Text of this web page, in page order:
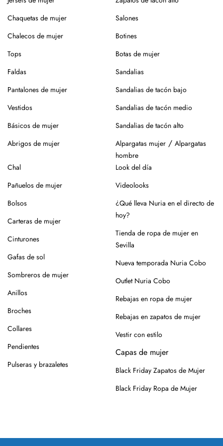
¿Vas a usar lavadora? Elige un programa delicado en frío,
puedan dañar el tejido.
Para el planchado, utiliza temperatura media y, si puedes,
plancha del revés. Así evitarás brillos o marcas.
Evita la exposición directa al sol durante mucho tiempo.
de la prenda.
Para los zapatos:
Nuestros zapatos están hechos con materiales naturales
como piel o yute, que requieren cuidados específicos.
suciedad, limpiar con un paño ligeramente húmedo y
productos específicos para calzado de piel. Guarda en
lugar seco y con forma (relleno de papel o con horma),
alejados de fuentes de calor.
Para los modelos de yute, evita mojar la suela. En caso de
roce, usa un cepillo suave en seco.
Siempre es mejor guardarlos en su caja o funda de tela,
para que se conserven como el primer día.
Si tienes alguna duda, puedes consultarnos.
Chaquetas de mujer
Chalecos de mujer
Tops
Faldas
Pantalones de mujer
Vestidos
Básicos de mujer
Abrigos de mujer
Salones
Botines
Botas de mujer
Sandalias
Sandalias de tacón bajo
Sandalias de tacón medio
Sandalias de tacón alto
Alpargatas mujer / Alpargatas
hombre
Chal
Pañuelos de mujer
Bolsos
Carteras de mujer
Cinturones
Gafas de sol
Sombreros de mujer
Anillos
Broches
Collares
Pendientes
Pulseras y brazaletes
Look del día
Videolooks
¿Qué lleva Nuria en el directo de
hoy?
Tienda de ropa de mujer en
Sevilla
Nueva temporada Nuria Cobo
Outlet Nuria Cobo
Rebajas en ropa de mujer
Rebajas en zapatos de mujer
Vestir con estilo
Capas de mujer
Black Friday Zapatos de Mujer
Black Friday Ropa de Mujer